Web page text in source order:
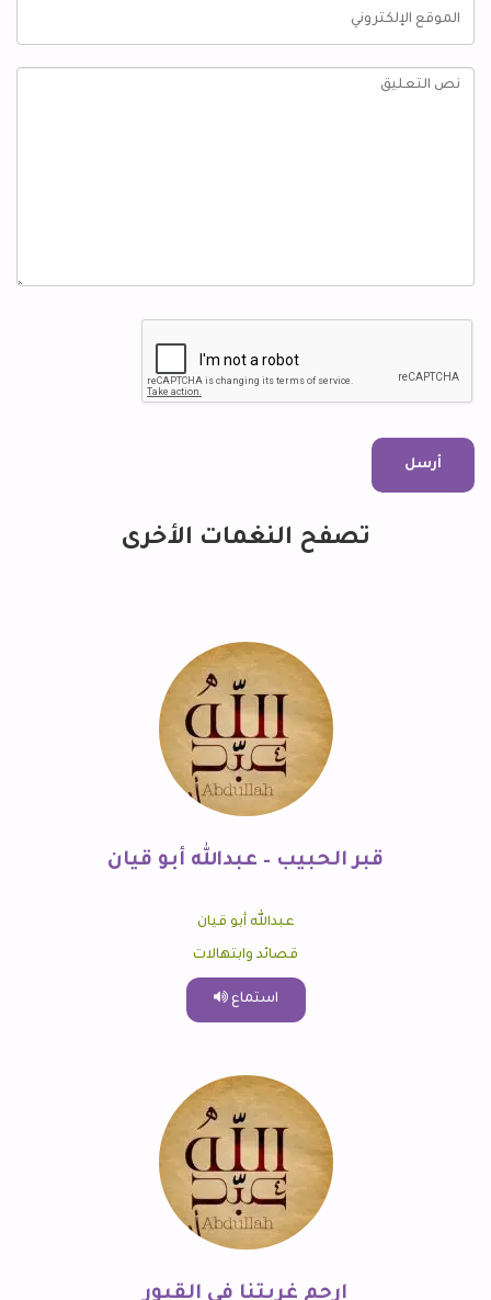
تصفح النغمات الأخرى
قبر الحبيب – عبدالله أبو قيان
عبدالله أبو قيان
قصائد وابتهالات
استماع
ارحم غربتنا في القبور